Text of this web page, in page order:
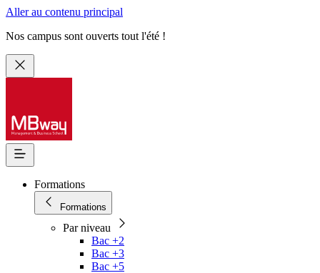
Aller au contenu principal
Nos campus sont ouverts tout l'été !
Formations
Formations
Par niveau
Bac +2
Bac +3
Bac +5